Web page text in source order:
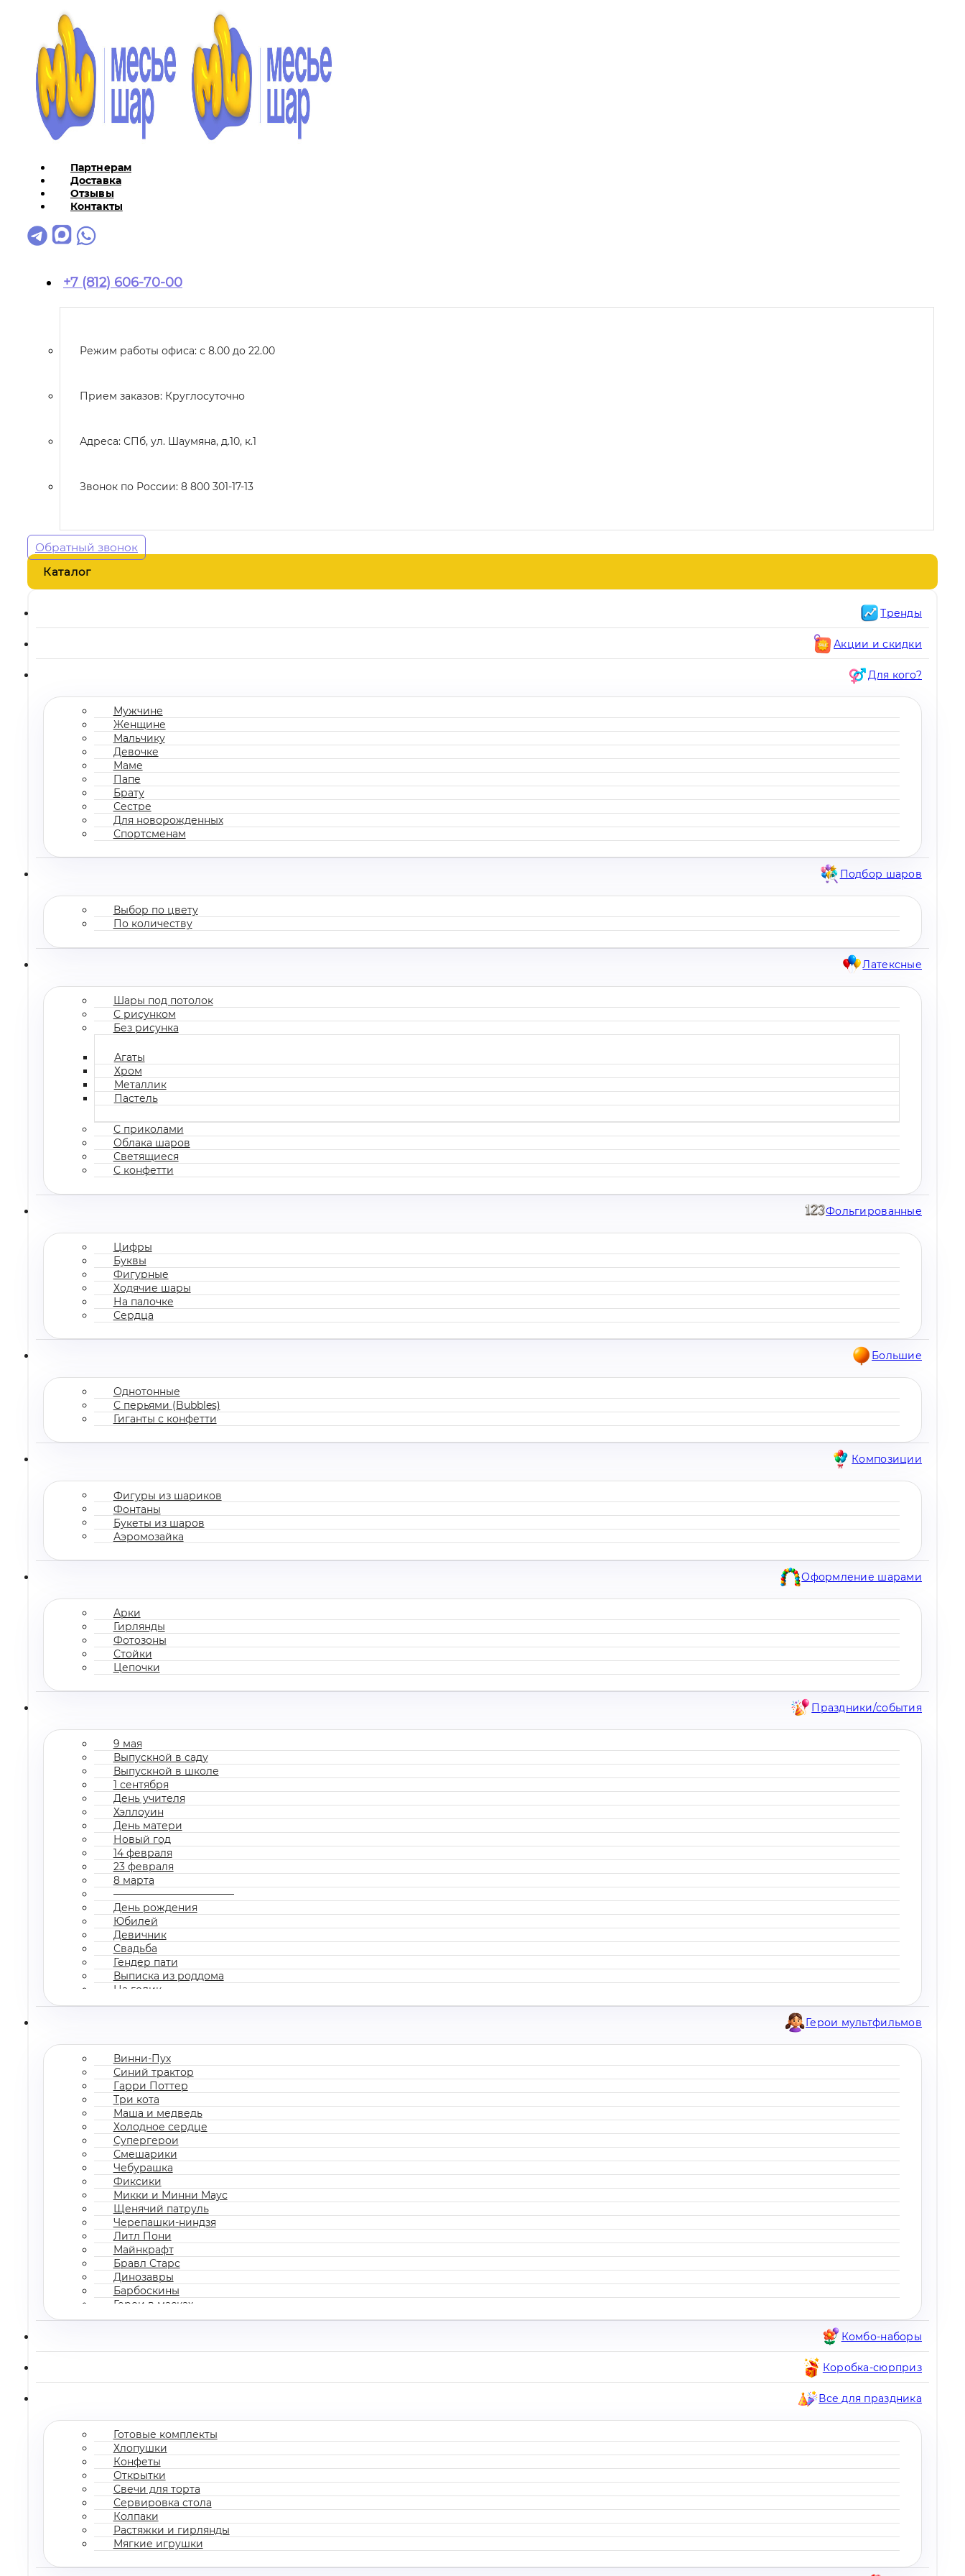
Партнерам
Доставка
Отзывы
Контакты
+7 (812) 606-70-00
Режим работы офиса: с 8.00 до 22.00
Прием заказов: Круглосуточно
Адреса: СПб, ул. Шаумяна, д.10, к.1
Звонок по России: 8 800 301-17-13
Обратный звонок
Каталог
Тренды
Акции и скидки
Для кого?
Мужчине
Женщине
Мальчику
Девочке
Маме
Папе
Брату
Сестре
Для новорожденных
Спортсменам
Подбор шаров
Выбор по цвету
По количеству
Латексные
Шары под потолок
С рисунком
Без рисунка
Агаты
Хром
Металлик
Пастель
С приколами
Облака шаров
Светящиеся
С конфетти
Фольгированные
Цифры
Буквы
Фигурные
Ходячие шары
На палочке
Сердца
Большие
Однотонные
С перьями (Bubbles)
Гиганты с конфетти
Композиции
Фигуры из шариков
Фонтаны
Букеты из шаров
Аэромозайка
Оформление шарами
Арки
Гирлянды
Фотозоны
Стойки
Цепочки
Праздники/события
9 мая
Выпускной в саду
Выпускной в школе
1 сентября
День учителя
Хэллоуин
День матери
Новый год
14 февраля
23 февраля
8 марта
————————————
День рождения
Юбилей
Девичник
Свадьба
Гендер пати
Выписка из роддома
На годик
Корпоратив
Герои мультфильмов
Винни-Пух
Синий трактор
Гарри Поттер
Три кота
Маша и медведь
Холодное сердце
Супергерои
Смешарики
Чебурашка
Фиксики
Микки и Минни Маус
Щенячий патруль
Черепашки-ниндзя
Литл Пони
Майнкрафт
Бравл Старс
Динозавры
Барбоскины
Герои в масках
Все мультгерои
Комбо-наборы
Коробка-сюрприз
Все для праздника
Готовые комплекты
Хлопушки
Конфеты
Открытки
Свечи для торта
Сервировка стола
Колпаки
Растяжки и гирлянды
Мягкие игрушки